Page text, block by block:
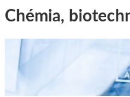
Chémia,